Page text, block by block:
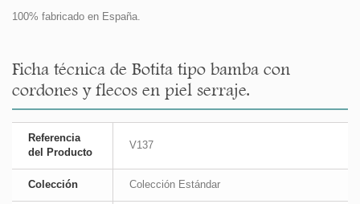
100% fabricado en España.
Ficha técnica de Botita tipo bamba con
cordones y flecos en piel serraje.
Referencia
del Producto
V137
Colección Colección Estándar